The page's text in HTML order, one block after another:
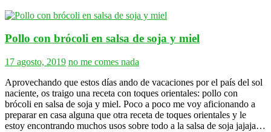
Pollo con brócoli en salsa de soja y miel
17 agosto, 2019 no me comes nada
Aprovechando que estos días ando de vacaciones por el país del sol
naciente, os traigo una receta con toques orientales: pollo con
brócoli en salsa de soja y miel. Poco a poco me voy aficionando a
preparar en casa alguna que otra receta de toques orientales y le
estoy encontrando muchos usos sobre todo a la salsa de soja jajaja…